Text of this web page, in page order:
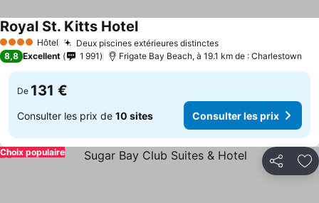
4 Étoiles Hôtel Deux piscines extérieures distinctes
Royal St. Kitts Hotel
8,8 Excellent 1 991 Frigate Bay Beach, à 19.1 km de : Charlestown
De 131 €
Consulter les prix de 10 sites Consulter les prix
Partager
Choix populaire